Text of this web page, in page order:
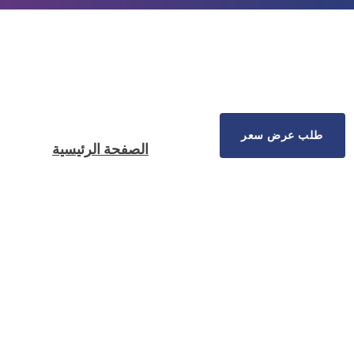
الصفحة الرئيسية
طلب عرض سعر